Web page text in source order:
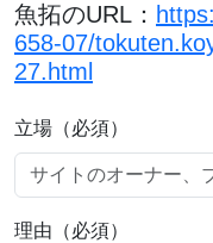
魚拓のURL：
658-07/
27.html
立場（必須）
理由（必須）